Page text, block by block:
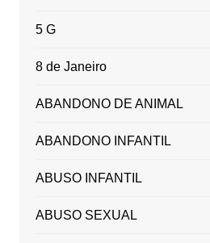
5 G
8 de Janeiro
ABANDONO DE ANIMAL
ABANDONO INFANTIL
ABUSO INFANTIL
ABUSO SEXUAL